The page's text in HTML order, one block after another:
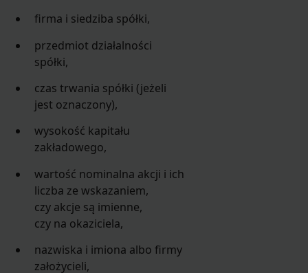
firma i siedziba spółki,
przedmiot działalności
spółki,
czas trwania spółki (jeżeli
jest oznaczony),
wysokość kapitału
zakładowego,
wartość nominalna akcji i ich
liczba ze wskazaniem,
czy akcje są imienne,
czy na okaziciela,
nazwiska i imiona albo firmy
założycieli,